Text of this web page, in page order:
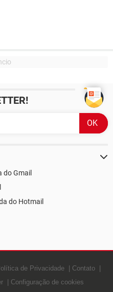
do Gmail
do Hotmail
de Privacidade
Contato
Configuração de cookies